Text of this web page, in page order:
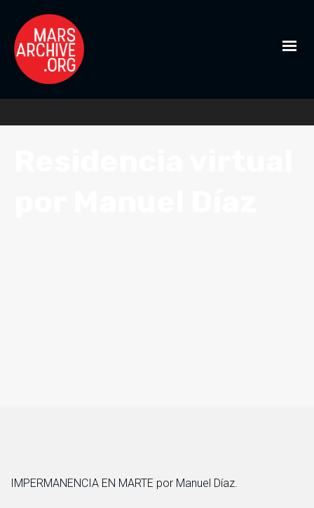
IMPERMANENCIA EN MARTE por Manuel Díaz.